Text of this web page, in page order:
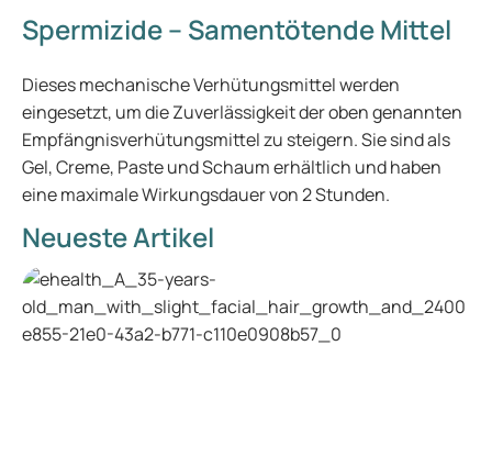
Spermizide – Samentötende Mittel
Dieses mechanische Verhütungsmittel werden
eingesetzt, um die Zuverlässigkeit der oben genannten
Empfängnisverhütungsmittel zu steigern. Sie sind als
Gel, Creme, Paste und Schaum erhältlich und haben
eine maximale Wirkungsdauer von 2 Stunden.
Neueste Artikel